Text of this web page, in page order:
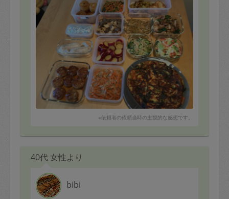
※依頼者の依頼当時の主観的な感想です。
40代 女性より
bibi